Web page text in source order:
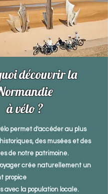
découvrirla
à vélo ?
permet d'accéder au plus
des musées et des
de notre patrimoine.
crée naturellement un
propice
avec la population locale.